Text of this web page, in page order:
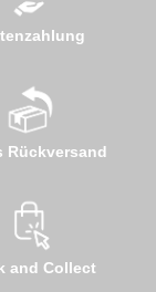
Rückversand
and Collect